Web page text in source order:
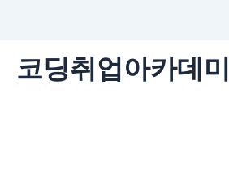
코딩취업아카데미